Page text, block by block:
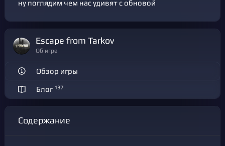
ну поглядим чем нас удивят с обновой
Escape from Tarkov
Об игре
Обзор игры
Блог 137
Содержание